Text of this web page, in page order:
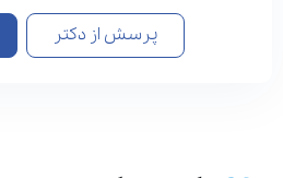
پرسش از دکتر